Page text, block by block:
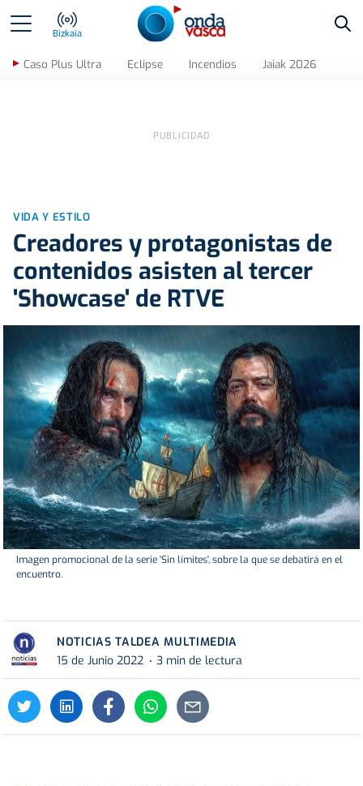
Bizkaia
Caso Plus Ultra Eclipse Incendios Jaiak 2026
VIDA Y ESTILO
Creadores y protagonistas de
contenidos asisten al tercer
'Showcase' de RTVE
Imagen promocional de la serie 'Sin límites', sobre la que se debatirá en el
encuentro.
NOTICIAS TALDEA MULTIMEDIA
15 de Junio 2022
3 min de lectura